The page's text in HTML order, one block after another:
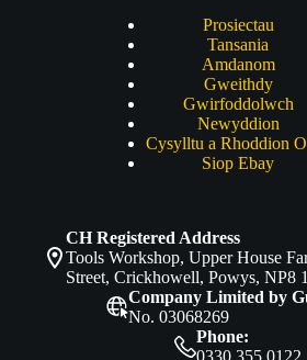
Prosiectau
Tansania
Amdanom
Gweithdy
Gwirfoddolwch
Newyddion
Cysylltu a Rhoddion
Siop Ebay
CH Registered Address
Tools Workshop, Upper House
Street, Crickhowell, Powys, NP8
Company Limited by
No. 03068269
Phone: